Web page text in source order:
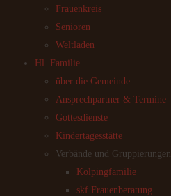
Frauenkreis
Senioren
Weltladen
Hl. Familie
über die Gemeinde
Ansprechpartner & Termine
Gottesdienste
Kindertagesstätte
Verbände und Gruppierungen
Kolpingfamilie
skf Frauenberatung